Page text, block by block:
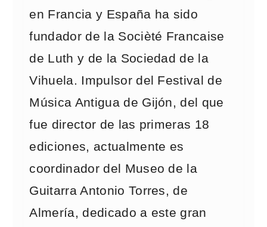
en Francia y España ha sido
fundador de la Socièté Francaise
de Luth y de la Sociedad de la
Vihuela. Impulsor del Festival de
Música Antigua de Gijón, del que
fue director de las primeras 18
ediciones, actualmente es
coordinador del Museo de la
Guitarra Antonio Torres, de
Almería, dedicado a este gran